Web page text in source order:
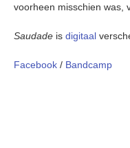
voorheen misschien was,
Saudade is digitaal
Facebook / Bandcamp